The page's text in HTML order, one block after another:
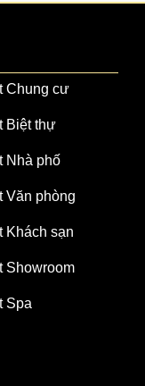
Chung cư
Biệt thự
Nhà phố
Văn phòng
Khách sạn
Showroom
Spa